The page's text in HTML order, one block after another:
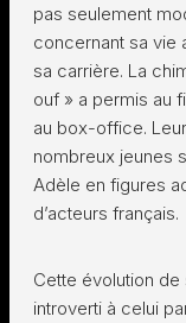
pas seulement
concernant sa vie
sa carrière. La
ouf » a permis au
au box-office.
nombreux jeunes
Adèle en figures
d’acteurs français.
Cette évolution de
introverti à celui